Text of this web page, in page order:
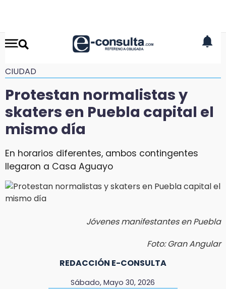
CIUDAD
Protestan normalistas y
skaters en Puebla capital el
mismo día
En horarios diferentes, ambos contingentes
llegaron a Casa Aguayo
Jóvenes manifestantes en Puebla
Foto: Gran Angular
REDACCIÓN E-CONSULTA
Sábado, Mayo 30, 2026